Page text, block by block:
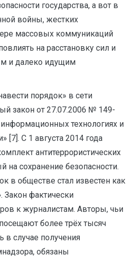
государства, а вот в
войны, жестких
массовых коммуникаций
на расстановку сил и
и далеко идущим
порядок» в сети
закон от 27.07.2006 № 149-
технологиях и
[7]. С 1 августа 2014 года
антитеррористических
на сохранение безопасности.
в обществе стал известен как
. Закон фактически
к журналистам. Авторы, чьи
более трёх тысяч
в случае получения
обязаны